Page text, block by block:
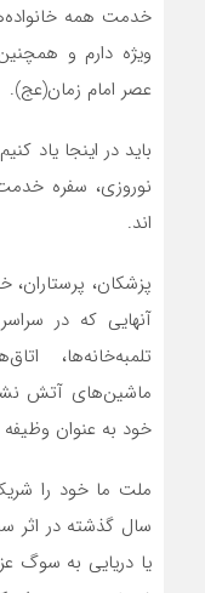
خدمت همه
ویژه دارم و
عصر امام زمان(عج).
باید در اینجا یاد
نوروزی، سفره
اند.
پزشکان، پرستاران،
آنهایی که در
تلمبه‌خانه‌ها،
ماشین‌های آتش
خود به عنوان وظیفه
ملت ما خود را
سال گذشته در اثر
یا دریایی به سوگ